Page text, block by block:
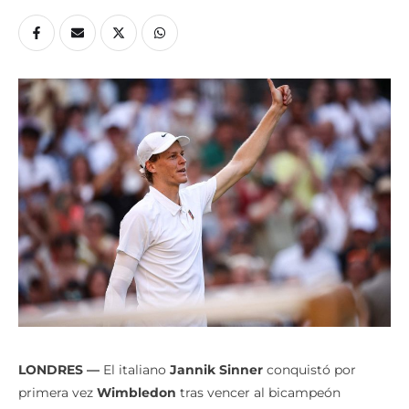
LONDRES — El italiano Jannik Sinner conquistó por
primera vez Wimbledon tras vencer al bicampeón